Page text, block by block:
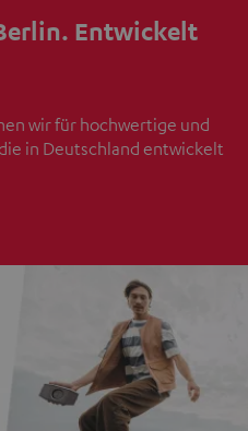
Entwickelt
wir für hochwertige und
in Deutschland entwickelt